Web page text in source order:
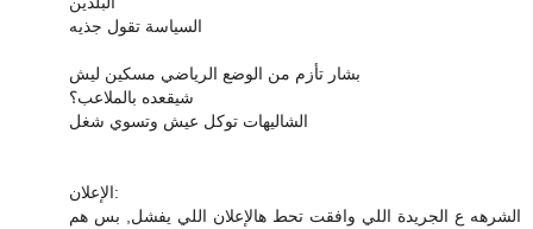
السياسة تقول جذيه
بشار تأزم من الوضع الرياضي مسكين ليش
شيقعده بالملاعب؟
الشاليهات توكل عيش وتسوي شغل
الإعلان:
الشرهه ع الجريدة اللي وافقت تحط هالإعلان اللي يفشل, بس هم